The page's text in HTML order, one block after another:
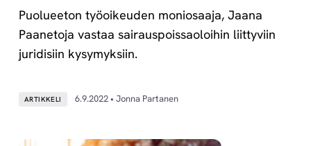
Puolueeton työoikeuden moniosaaja, Jaana
Paanetoja vastaa sairauspoissaoloihin liittyviin
juridisiin kysymyksiin.
ARTIKKELI 6.9.2022 • Jonna Partanen